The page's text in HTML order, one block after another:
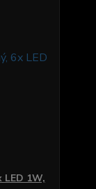
LED 1W,